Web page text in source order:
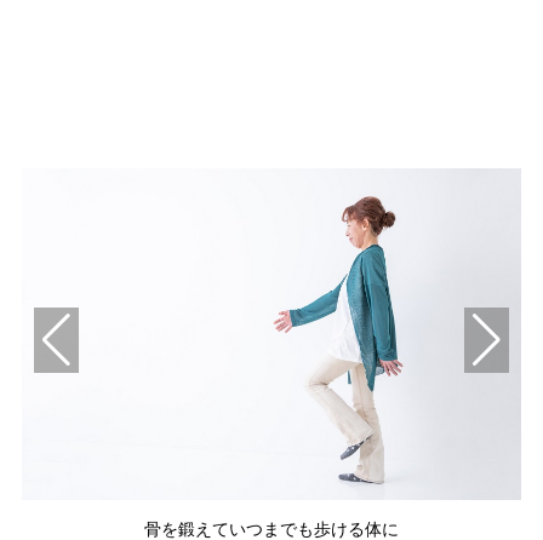
骨を鍛えていつまでも歩ける体に